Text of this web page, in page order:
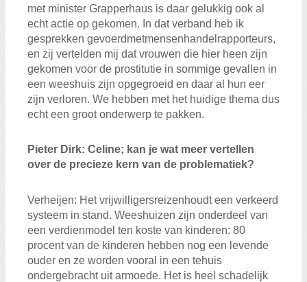
met minister Grapperhaus is daar gelukkig ook al
echt actie op gekomen. In dat verband heb ik
gesprekken gevoerdmetmensenhandelrapporteurs,
en zij vertelden mij datvrouwen die hier heen zijn
gekomen voor de prostitutie in sommige gevallen in
een weeshuis zijn opgegroeid en daar al hun eer
zijn verloren. We hebben met het huidige thema dus
echteen groot onderwerp te pakken.
Pieter Dirk: Ce line; kan je wat meer vertellen
over de precieze kern van de problematiek?
Verheijen: Het vrijwilligersreizenhoudt een verkeerd
systeem in stand. Weeshuizen zijn onderdeel van
een verdienmodel ten koste van kinderen: 80
procent van de kinderen hebben nog een levende
ouder en ze worden vooral in een tehuis
ondergebracht uit armoede. Het is heel schadelijk